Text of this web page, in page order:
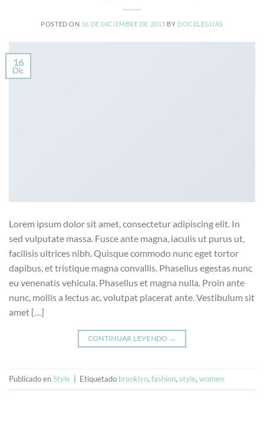
POSTED ON 16 DE DICIEMBRE DE 2013 BY DOCELEGUAS
16
Dic
Lorem ipsum dolor sit amet, consectetur adipiscing elit. In
sed vulputate massa. Fusce ante magna, iaculis ut purus ut,
facilisis ultrices nibh. Quisque commodo nunc eget tortor
dapibus, et tristique magna convallis. Phasellus egestas nunc
eu venenatis vehicula. Phasellus et magna nulla. Proin ante
nunc, mollis a lectus ac, volutpat placerat ante. Vestibulum sit
amet […]
CONTINUAR LEYENDO →
Publicado enStyle Etiquetado brooklyn, fashion, style, women